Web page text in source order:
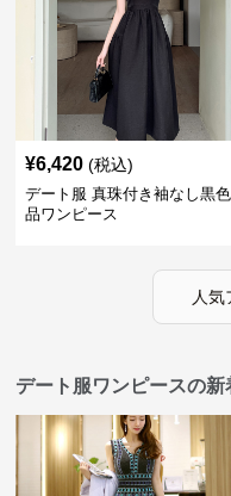
¥6,420 (税込)
デート服 真珠付き袖なし黒
品ワンピース
人
デート服ワンピースの新